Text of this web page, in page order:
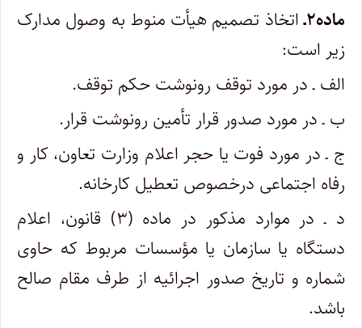
ماده۲ـ
اتخاذ تصمیم هیأت منوط به وصول مدارک
زیر است:
الف ـ در مورد توقف رونوشت حکم توقف.
ب ـ در مورد صدور قرار تأمین رونوشت قرار.
ج ـ در مورد فوت یا حجر اعلام وزارت تعاون، کار و
رفاه اجتماعی درخصوص تعطیل کارخانه.
د ـ در موارد مذکور در ماده (۳) قانون، اعلام
دستگاه یا سازمان یا مؤسسات مربوط که حاوی
شماره و تاریخ صدور اجرائیه از طرف مقام صالح
باشد.